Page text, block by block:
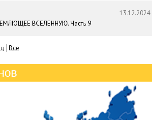
13.12.2024
ВСЕЛЕННУЮ. Часть 9
Все